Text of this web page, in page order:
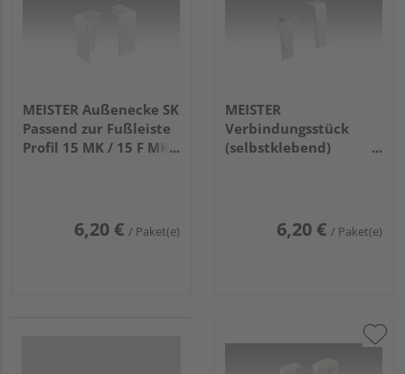
MEISTER Außenecke SK
Passend zur Fußleiste
Profil 15 MK / 15 F MK /
6,20 € / Paket(e)
MEISTER
Verbindungsstück
(selbstklebend)
2001 Weiß6,20 € / Paket(e)